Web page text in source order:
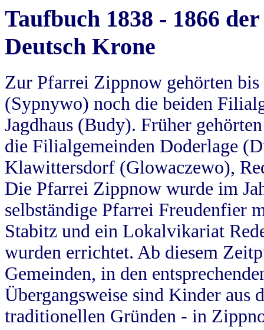
Taufbuch 1838 - 1866
Deutsch Krone
Zur Pfarrei Zippnow gehörten
(Sypnywo) noch die beiden
Jagdhaus (Budy). Früher
die Filialgemeinden Doderlage
Klawittersdorf (Glowaczewo),
Die Pfarrei Zippnow wurde im
selbständige Pfarrei Freudenfier
Stabitz und ein Lokalvikariat
wurden errichtet. Ab diesem
Gemeinden, in den
Übergangsweise sind Kinder aus
traditionellen Gründen - in